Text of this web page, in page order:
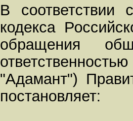
В соответствии
кодекса
обращения
"Адамант")
постановляет: